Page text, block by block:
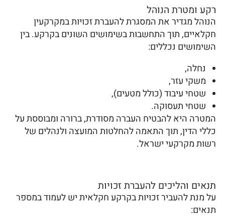
רקע ומטרת הנוהל
הנוהל מגדיר את המסגרת להעברת זכויות במקרקעין
חקלאיים, תוך התחשבות בשימושים השונים בקרקע. בין
השימושים נכללים:
נחלה,
משקי עזר,
שטחי עיבוד (כולל מטעים),
שטחי תעסוקה.
המטרה היא להבטיח העברה מסודרת, ברורה ומבוססת על
כללי הדין, תוך התאמה להחלטות המועצה ולנהלים של
רשות מקרקעי ישראל.
תנאים והליכים להעברת זכויות
על מנת להעביר זכויות בקרקע חקלאית יש לעמוד במספר
תנאים: